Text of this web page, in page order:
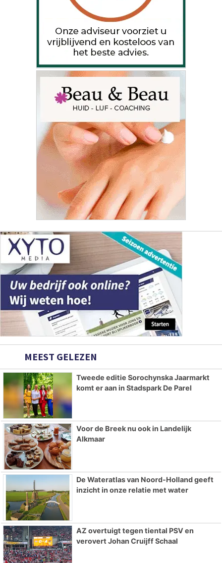
MEEST GELEZEN
Tweede editie Sorochynska Jaarmarkt
komt er aan in Stadspark De Parel
Voor de Breek nu ook in Landelijk
Alkmaar
De Wateratlas van Noord-Holland geeft
inzicht in onze relatie met water
AZ overtuigt tegen tiental PSV en
verovert Johan Cruijff Schaal